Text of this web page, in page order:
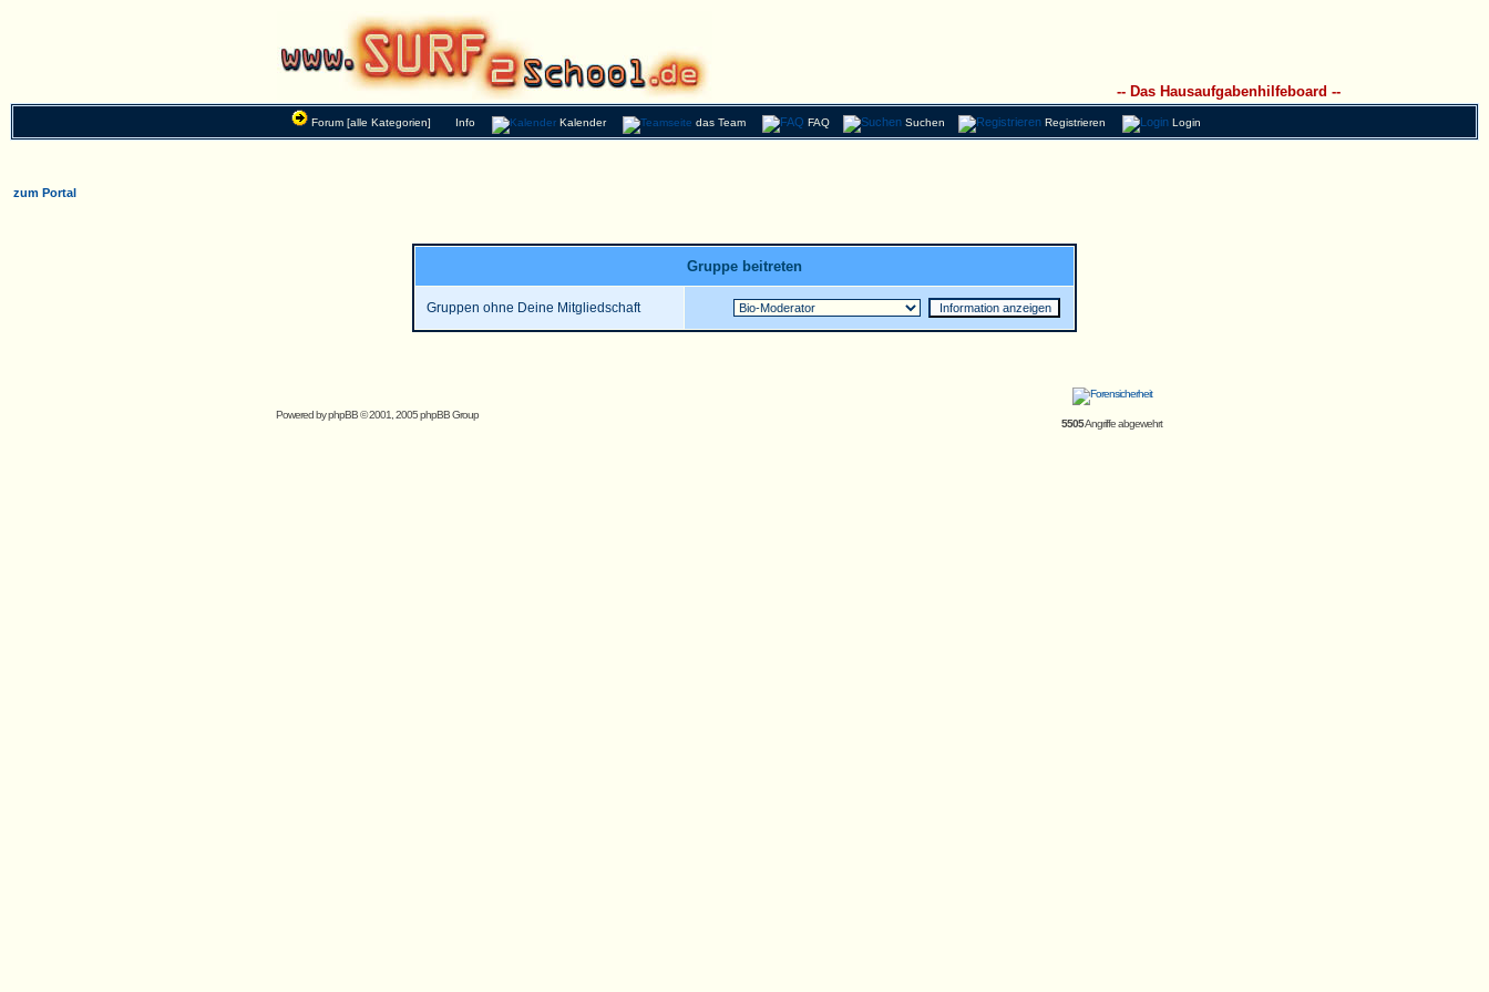
-- Das Hausaufgabenhilfeboard --
Forum [alle Kategorien] Info Kalender das Team FAQ Suchen Registrieren Login
zum Portal
Gruppe beitreten
Gruppen ohne Deine Mitgliedschaft
Powered byphpBB© 2001, 2005 phpBB Group
5505Angriffe abgewehrt